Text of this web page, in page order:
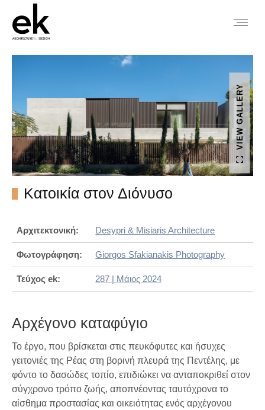
VIEW GALLERY
Κατοικία στον Διόνυσο
Αρχιτεκτονική: Desypri & Misiaris Architecture
Φωτογράφηση: Giorgos Sfakianakis Photography
Τεύχος ek: 287 | Μάιος 2024
Αρχέγονο καταφύγιο
Το έργο, που βρίσκεται στις πευκόφυτες και ήσυχες
γειτονιές της Ρέας στη βορινή πλευρά της Πεντέλης, με
φόντο το δασώδες τοπίο, επιδιώκει να ανταποκριθεί στον
σύγχρονο τρόπο ζωής, αποπνέοντας ταυτόχρονα το
αίσθημα προστασίας και οικειότητας ενός αρχέγονου